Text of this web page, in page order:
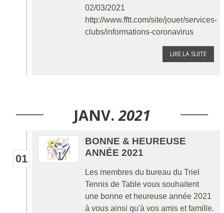
02/03/2021
http://www.fftt.com/site/jouer/services-
clubs/informations-coronavirus
LIRE LA SUITE
JANV. 2021
01
BONNE & HEUREUSE
ANNÉE 2021
Les membres du bureau du Triel
Tennis de Table vous souhaitent
une bonne et heureuse année 2021
à vous ainsi qu'à vos amis et famille.